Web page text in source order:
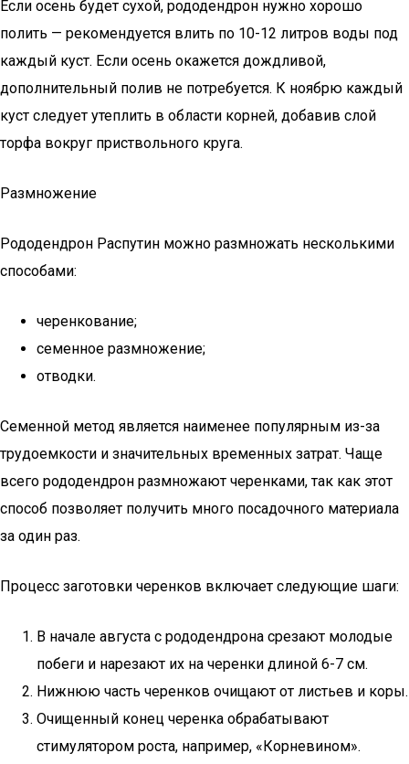
Если осень будет сухой, рододендрон нужно хорошо
полить — рекомендуется влить по 10-12 литров воды под
каждый куст. Если осень окажется дождливой,
дополнительный полив не потребуется. К ноябрю каждый
куст следует утеплить в области корней, добавив слой
торфа вокруг приствольного круга.
Размножение
Рододендрон Распутин можно размножать несколькими
способами:
черенкование;
семенное размножение;
отводки.
Семенной метод является наименее популярным из-за
трудоемкости и значительных временных затрат. Чаще
всего рододендрон размножают черенками, так как этот
способ позволяет получить много посадочного материала
за один раз.
Процесс заготовки черенков включает следующие шаги:
В начале августа с рододендрона срезают молодые
побеги и нарезают их на черенки длиной 6-7 см.
Нижнюю часть черенков очищают от листьев и коры.
Очищенный конец черенка обрабатывают
стимулятором роста, например, «Корневином».